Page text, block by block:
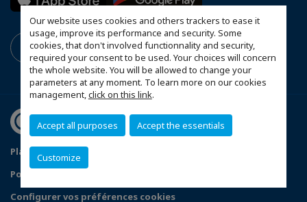
Our website uses cookies and others trackers to ease it
usage, improve its performance and security. Some
cookies, that don't involved functionnality and security,
required your consent to be used. Your choices will concern
the whole website. You will be allowed to change your
parameters at any moment. To learn more on our cookies
management,click on this link.
Accept all purposes Accept the essentials
Customize
Plan du site Statuts de la CCFT
Politique de confidentialité
Configurer vos préférences cookies